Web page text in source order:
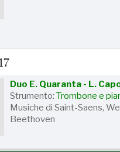
Duo E. Quaranta - L.
Strumento:Trombone e
Musiche di Saint-Saens,
Beethoven